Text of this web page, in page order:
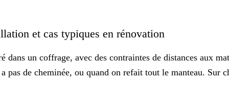
et cas typiques en rénovation
un coffrage, avec des contraintes de distances aux
pas de cheminée, ou quand on refait tout le manteau. Sur